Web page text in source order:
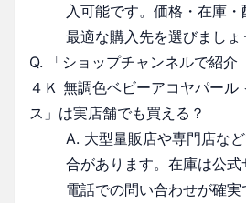
入可能です。価格・在庫
最適な購入先を選びましょ
Q. 「ショップチャンネルで紹
４Ｋ 無調色ベビーアコヤパール
ス」は実店舗でも買える？
A. 大型量販店や専門店な
合があります。在庫は公
電話での問い合わせが確実